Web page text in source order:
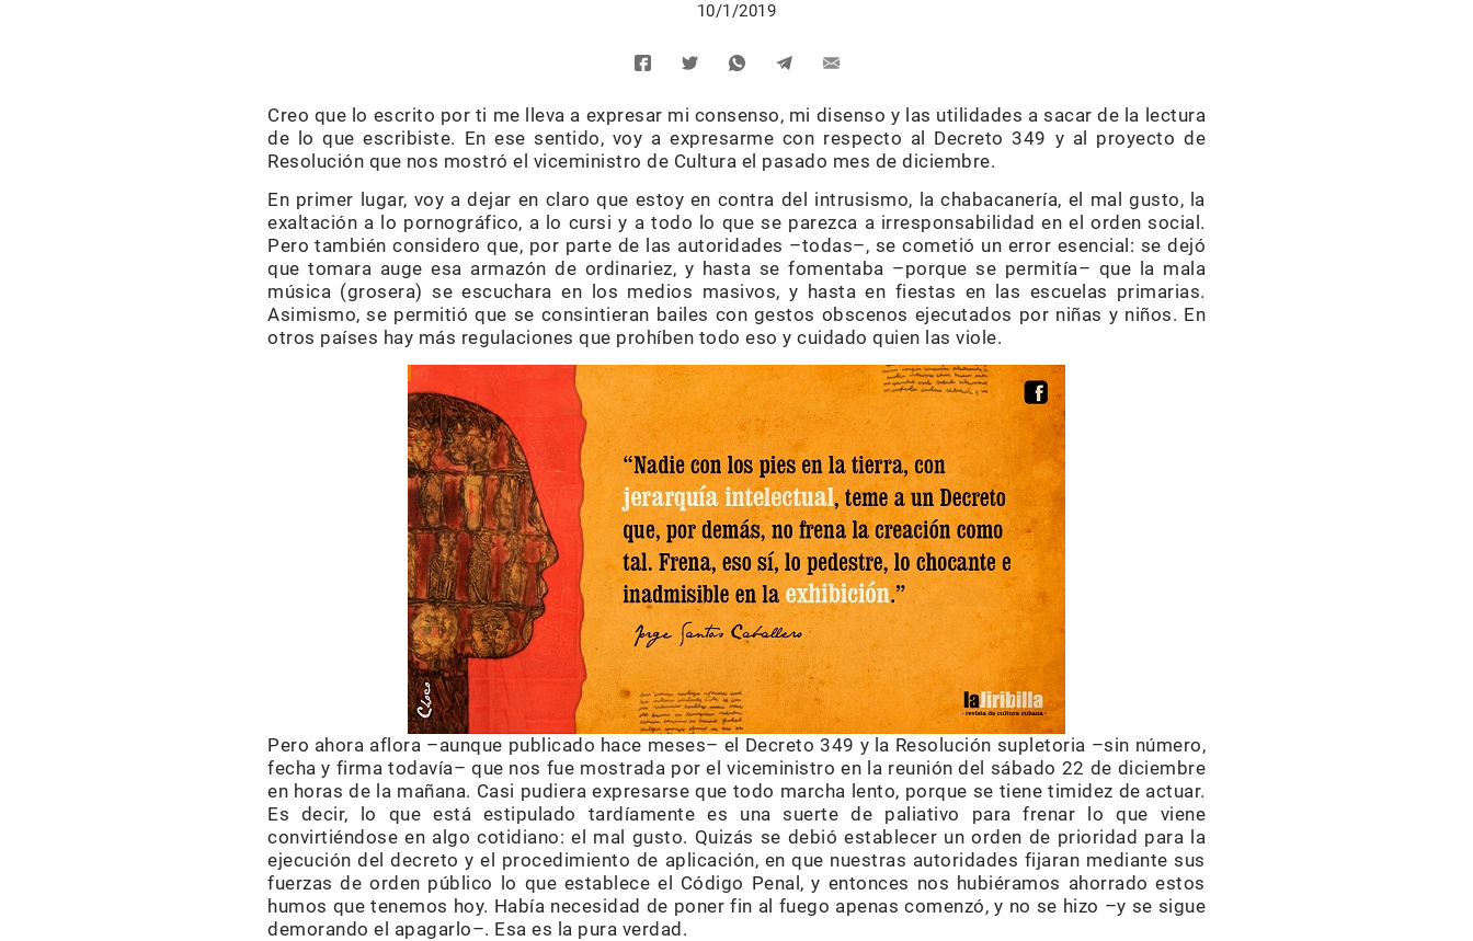
10/1/2019
Creo que lo escrito por ti me lleva a expresar mi consenso, mi disenso y las utilidades a sacar de la lectura
de lo que escribiste. En ese sentido, voy a expresarme con respecto al Decreto 349 y al proyecto de
Resolución que nos mostró el viceministro de Cultura el pasado mes de diciembre.
En primer lugar, voy a dejar en claro que estoy en contra del intrusismo, la chabacanería, el mal gusto, la
exaltación a lo pornográfico, a lo cursi y a todo lo que se parezca a irresponsabilidad en el orden social.
Pero también considero que, por parte de las autoridades –todas–, se cometió un error esencial: se dejó
que tomara auge esa armazón de ordinariez, y hasta se fomentaba –porque se permitía– que la mala
música (grosera) se escuchara en los medios masivos, y hasta en fiestas en las escuelas primarias.
Asimismo, se permitió que se consintieran bailes con gestos obscenos ejecutados por niñas y niños. En
otros países hay más regulaciones que prohíben todo eso y cuidado quien las viole.
Pero ahora aflora –aunque publicado hace meses– el Decreto 349 y la Resolución supletoria –sin número,
fecha y firma todavía– que nos fue mostrada por el viceministro en la reunión del sábado 22 de diciembre
en horas de la mañana. Casi pudiera expresarse que todo marcha lento, porque se tiene timidez de actuar.
Es decir, lo que está estipulado tardíamente es una suerte de paliativo para frenar lo que viene
convirtiéndose en algo cotidiano: el mal gusto. Quizás se debió establecer un orden de prioridad para la
ejecución del decreto y el procedimiento de aplicación, en que nuestras autoridades fijaran mediante sus
fuerzas de orden público lo que establece el Código Penal, y entonces nos hubiéramos ahorrado estos
humos que tenemos hoy. Había necesidad de poner fin al fuego apenas comenzó, y no se hizo –y se sigue
demorando el apagarlo–. Esa es la pura verdad.